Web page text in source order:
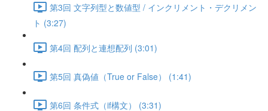
第3回 文字列型と数値型 / インクリメント・デクリメン
ト (3:27)
第4回 配列と連想配列 (3:01)
第5回 真偽値（True or False） (1:41)
第6回 条件式（if構文） (3:31)